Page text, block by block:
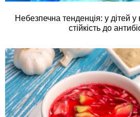
Небезпечна тенденція: у дітей у
стійкість до